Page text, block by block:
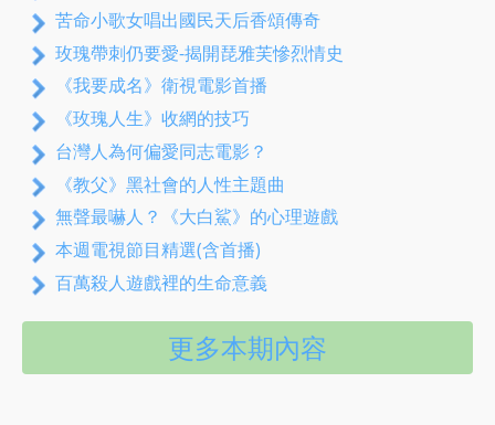
苦命小歌女唱出國民天后香頌傳奇
玫瑰帶刺仍要愛-揭開琵雅芙慘烈情史
《我要成名》衛視電影首播
《玫瑰人生》收網的技巧
台灣人為何偏愛同志電影？
《教父》黑社會的人性主題曲
無聲最嚇人？《大白鯊》的心理遊戲
本週電視節目精選(含首播)
百萬殺人遊戲裡的生命意義
更多本期內容